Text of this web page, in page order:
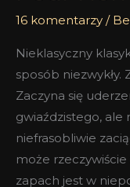
16 komentarzy /
Nieklasyczny
sposób niezwykły.
Zaczyna się
gwiaździstego, ale
niefrasobliwie
może
zapach jest w
Opium
Homme
edt